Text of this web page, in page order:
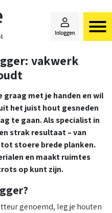
vakwerk
met je handen en wil
het juist hout gesneden
te gaan. Als specialist in
strak resultaat – van
stoere brede planken.
en maakt ruimtes
op kunt zijn.
genoemd, leg je houten